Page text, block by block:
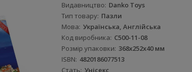
Видавництво Danko Toys
Тип товару Пазли
Мова Українська, Англійська
Код виробника C500-11-08
Розмір упаковки 368х252х40 мм
ISBN 4820186077513
Стать Унісекс